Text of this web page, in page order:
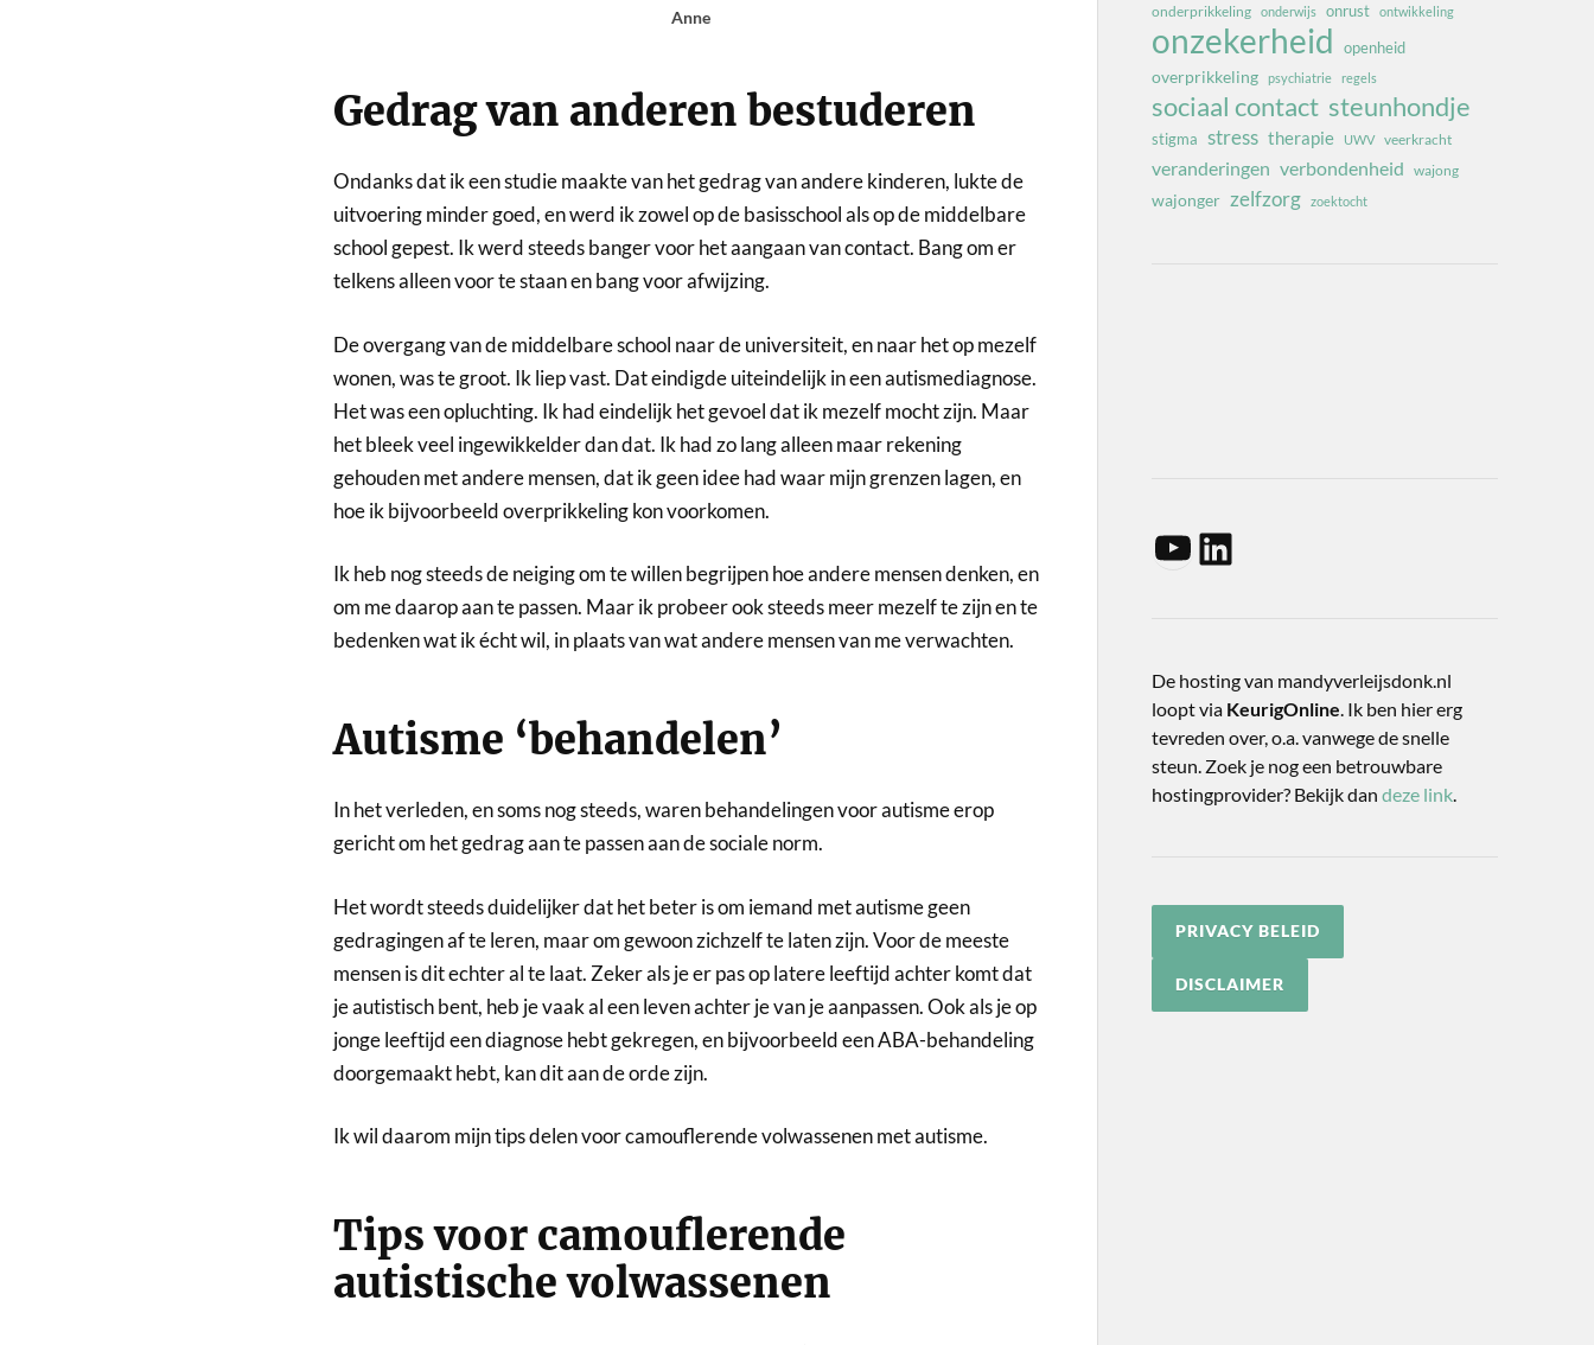
Anne
Gedrag van anderen bestuderen
Ondanks dat ik een studie maakte van het gedrag van andere kinderen, lukte de
uitvoering minder goed, en werd ik zowel op de basisschool als op de middelbare
school gepest. Ik werd steeds banger voor het aangaan van contact. Bang om er
telkens alleen voor te staan en bang voor afwijzing.
De overgang van de middelbare school naar de universiteit, en naar het op mezelf
wonen, was te groot. Ik liep vast. Dat eindigde uiteindelijk in een autismediagnose.
Het was een opluchting. Ik had eindelijk het gevoel dat ik mezelf mocht zijn. Maar
het bleek veel ingewikkelder dan dat. Ik had zo lang alleen maar rekening
gehouden met andere mensen, dat ik geen idee had waar mijn grenzen lagen, en
hoe ik bijvoorbeeld overprikkeling kon voorkomen.
Ik heb nog steeds de neiging om te willen begrijpen hoe andere mensen denken, en
om me daarop aan te passen. Maar ik probeer ook steeds meer mezelf te zijn en te
bedenken wat ik écht wil, in plaats van wat andere mensen van me verwachten.
Autisme ‘behandelen’
In het verleden, en soms nog steeds, waren behandelingen voor autisme erop
gericht om het gedrag aan te passen aan de sociale norm.
Het wordt steeds duidelijker dat het beter is om iemand met autisme geen
gedragingen af te leren, maar om gewoon zichzelf te laten zijn. Voor de meeste
mensen is dit echter al te laat. Zeker als je er pas op latere leeftijd achter komt dat
je autistisch bent, heb je vaak al een leven achter je van je aanpassen. Ook als je op
jonge leeftijd een diagnose hebt gekregen, en bijvoorbeeld een ABA-behandeling
doorgemaakt hebt, kan dit aan de orde zijn.
Ik wil daarom mijn tips delen voor camouflerende volwassenen met autisme.
Tips voor camouflerende
autistische volwassenen
onderprikkeling
onderwijs onrust ontwikkeling
onzekerheid openheid
overprikkeling psychiatrie regels
sociaal contact steunhondje
stigma stress therapie UWV veerkracht
veranderingen verbondenheid wajong
wajonger zelfzorg zoektocht
De hosting van mandyverleijsdonk.nl
loopt via KeurigOnline. Ik ben hier erg
tevreden over, o.a. vanwege de snelle
steun. Zoek je nog een betrouwbare
hostingprovider? Bekijk dan deze link.
PRIVACY BELEID
DISCLAIMER